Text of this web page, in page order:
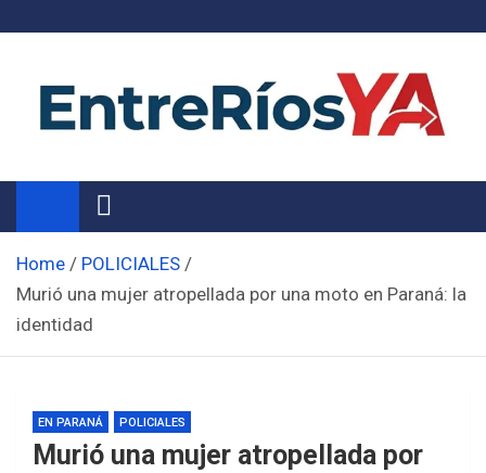
Noticias de Entre Ríos
Información de toda la provincia ahora
Home
POLICIALES
Murió una mujer atropellada por una moto en Paraná: la
identidad
EN PARANÁ POLICIALES
Murió una mujer atropellada por